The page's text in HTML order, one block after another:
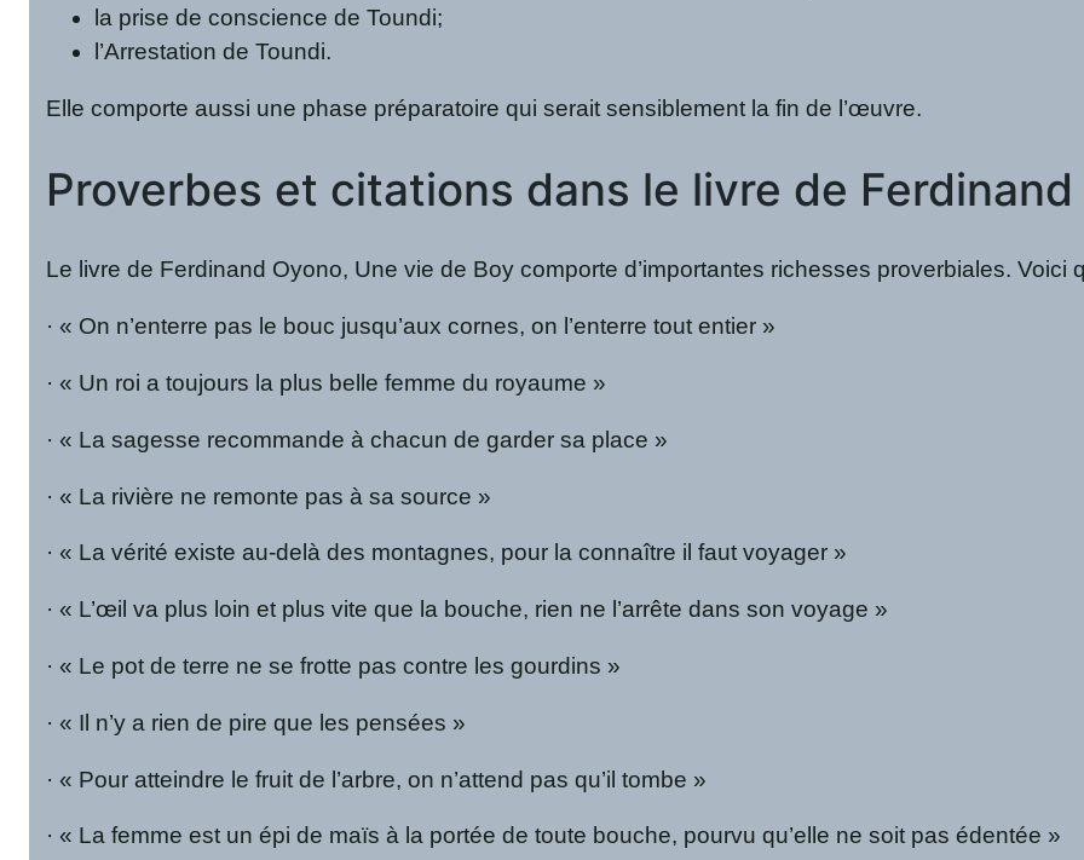
la prise de conscience de Toundi;
l’Arrestation de Toundi.
Elle comporte aussi une phase préparatoire qui serait sensiblement la fin de l’œuvre.
Proverbes et citations dans le livre de Ferdinand
Le livre de Ferdinand Oyono, Une vie de Boy comporte d’importantes richesses proverbiales. Voici
· « On n’enterre pas le bouc jusqu’aux cornes, on l’enterre tout entier »
· « Un roi a toujours la plus belle femme du royaume »
· « La sagesse recommande à chacun de garder sa place »
· « La rivière ne remonte pas à sa source »
· « La vérité existe au-delà des montagnes, pour la connaître il faut voyager »
· « L’œil va plus loin et plus vite que la bouche, rien ne l’arrête dans son voyage »
· « Le pot de terre ne se frotte pas contre les gourdins »
· « Il n’y a rien de pire que les pensées »
· « Pour atteindre le fruit de l’arbre, on n’attend pas qu’il tombe »
· « La femme est un épi de maïs à la portée de toute bouche, pourvu qu’elle ne soit pas édentée »